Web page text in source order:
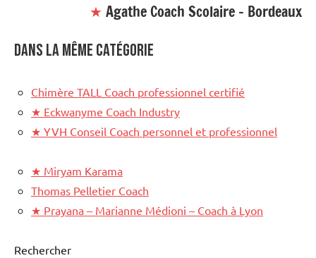
★ Agathe Coach Scolaire – Bordeaux
Dans la même catégorie
Chimère TALL Coach professionnel certifié
★ Eckwanyme Coach Industry
★ YVH Conseil Coach personnel et professionnel
★ Miryam Karama
Thomas Pelletier Coach
★ Prayana – Marianne Médioni – Coach à Lyon
Rechercher